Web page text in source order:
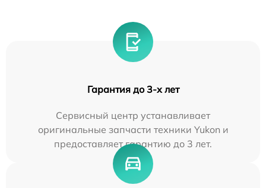
Гарантия до 3-х лет
Сервисный центр устанавливает
оригинальные запчасти техники Yukon и
предоставляет гарантию до 3 лет.